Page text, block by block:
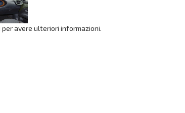
avere ulteriori informazioni.